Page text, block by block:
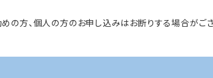
の方、個人の方のお申し込みはお断りする場合がござ